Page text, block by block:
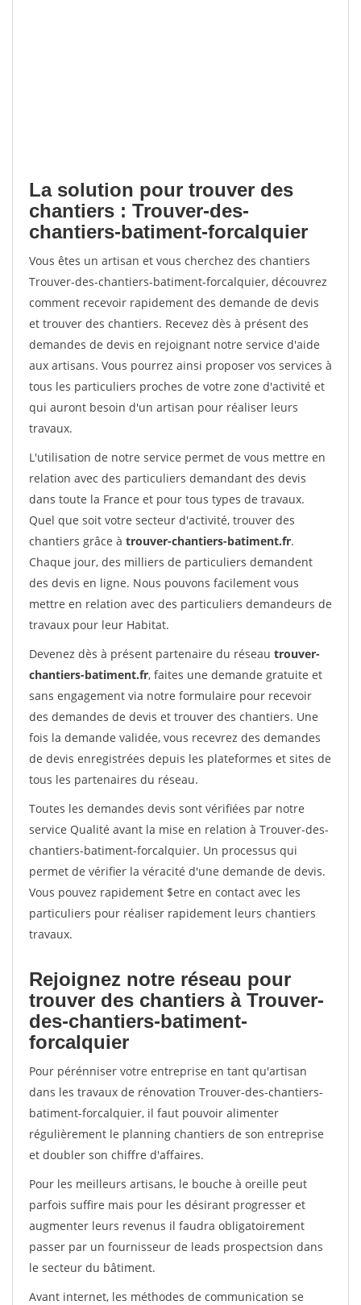
La solution pour trouver des
chantiers : Trouver-des-
chantiers-batiment-forcalquier
Vous êtes un artisan et vous cherchez des chantiers
Trouver-des-chantiers-batiment-forcalquier, découvrez
comment recevoir rapidement des demande de devis
et trouver des chantiers. Recevez dès à présent des
demandes de devis en rejoignant notre service d'aide
aux artisans. Vous pourrez ainsi proposer vos services à
tous les particuliers proches de votre zone d'activité et
qui auront besoin d'un artisan pour réaliser leurs
travaux.
L'utilisation de notre service permet de vous mettre en
relation avec des particuliers demandant des devis
dans toute la France et pour tous types de travaux.
Quel que soit votre secteur d'activité, trouver des
chantiers grâce à trouver-chantiers-batiment.fr.
Chaque jour, des milliers de particuliers demandent
des devis en ligne. Nous pouvons facilement vous
mettre en relation avec des particuliers demandeurs de
travaux pour leur Habitat.
Devenez dès à présent partenaire du réseau trouver-
chantiers-batiment.fr, faites une demande gratuite et
sans engagement via notre formulaire pour recevoir
des demandes de devis et trouver des chantiers. Une
fois la demande validée, vous recevrez des demandes
de devis enregistrées depuis les plateformes et sites de
tous les partenaires du réseau.
Toutes les demandes devis sont vérifiées par notre
service Qualité avant la mise en relation à Trouver-des-
chantiers-batiment-forcalquier. Un processus qui
permet de vérifier la véracité d'une demande de devis.
Vous pouvez rapidement $etre en contact avec les
particuliers pour réaliser rapidement leurs chantiers
travaux.
Rejoignez notre réseau pour
trouver des chantiers à Trouver-
des-chantiers-batiment-
forcalquier
Pour pérénniser votre entreprise en tant qu'artisan
dans les travaux de rénovation Trouver-des-chantiers-
batiment-forcalquier, il faut pouvoir alimenter
régulièrement le planning chantiers de son entreprise
et doubler son chiffre d'affaires.
Pour les meilleurs artisans, le bouche à oreille peut
parfois suffire mais pour les désirant progresser et
augmenter leurs revenus il faudra obligatoirement
passer par un fournisseur de leads prospectsion dans
le secteur du bâtiment.
Avant internet, les méthodes de communication se